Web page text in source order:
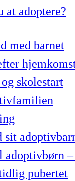
at adoptere?
med barnet
skolestart
sit
adoptivbørn
pubertet